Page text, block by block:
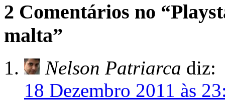
2 Comentários no
malta”
Nelson Patriarca diz:
18 Dezembro 2011 às